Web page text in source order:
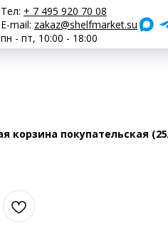
Тел: + 7 495 920 70 08
E-mail: zakaz@shelfmarket.su
пн - пт, 10:00 - 18:00
корзина покупательская